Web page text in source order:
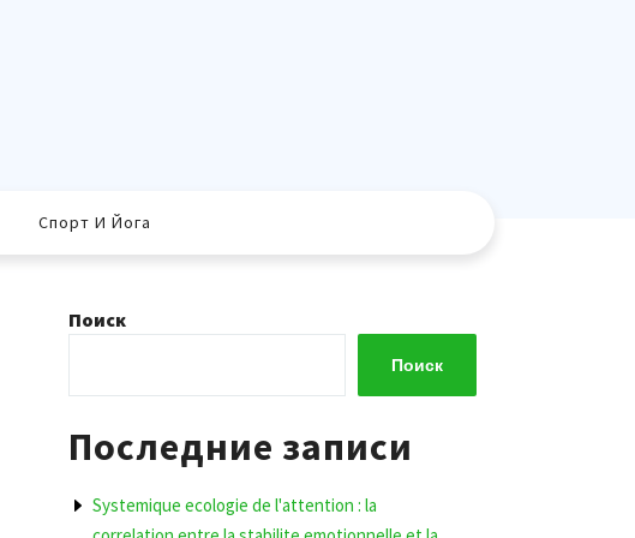
Спорт И Йога
Поиск
Поиск
Последние записи
Systemique ecologie de l'attention : la